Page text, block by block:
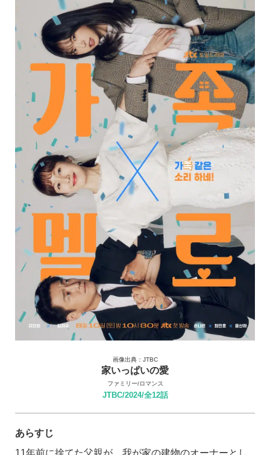
画像出典：JTBC
家いっぱいの愛
ファミリー/ロマンス
JTBC/2024/全12話
あらすじ
11年前に捨てた父親が、我が家の建物のオーナーとし